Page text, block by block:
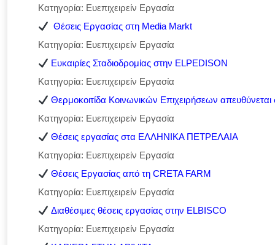
Κατηγορία: Ευεπιχειρείν Εργασία
Θέσεις Εργασίας στη Media Markt
Κατηγορία: Ευεπιχειρείν Εργασία
Ευκαιρίες Σταδιοδρομίας στην ELPEDISON
Κατηγορία: Ευεπιχειρείν Εργασία
Θερμοκοιτίδα Κοινωνικών Επιχειρήσεων
Κατηγορία: Ευεπιχειρείν Εργασία
Θέσεις εργασίας στα ΕΛΛΗΝΙΚΑ ΠΕΤΡΕΛΑΙΑ
Κατηγορία: Ευεπιχειρείν Εργασία
Θέσεις Εργασίας από τη CRETA FARM
Κατηγορία: Ευεπιχειρείν Εργασία
Διαθέσιμες θέσεις εργασίας στην ELBISCO
Κατηγορία: Ευεπιχειρείν Εργασία